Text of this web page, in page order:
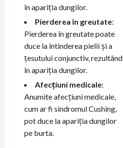
în apariția dungilor.
Pierderea în greutate:
Pierderea în greutate poate
duce la întinderea pielii și a
țesutului conjunctiv, rezultând
în apariția dungilor.
Afecțiuni medicale:
Anumite afecțiuni medicale,
cum ar fi sindromul Cushing,
pot duce la apariția dungilor
pe burta.